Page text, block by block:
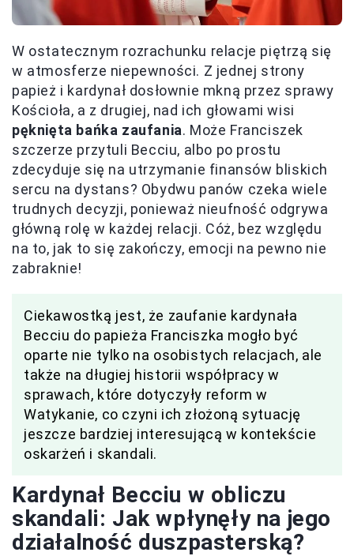
W ostatecznym rozrachunku relacje piętrzą się
w atmosferze niepewności. Z jednej strony
papież i kardynał dosłownie mkną przez sprawy
Kościoła, a z drugiej, nad ich głowami wisi
pęknięta bańka zaufania. Może Franciszek
szczerze przytuli Becciu, albo po prostu
zdecyduje się na utrzymanie finansów bliskich
sercu na dystans? Obydwu panów czeka wiele
trudnych decyzji, ponieważ nieufność odgrywa
główną rolę w każdej relacji. Cóż, bez względu
na to, jak to się zakończy, emocji na pewno nie
zabraknie!
Ciekawostką jest, że zaufanie kardynała
Becciu do papieża Franciszka mogło być
oparte nie tylko na osobistych relacjach, ale
także na długiej historii współpracy w
sprawach, które dotyczyły reform w
Watykanie, co czyni ich złożoną sytuację
jeszcze bardziej interesującą w kontekście
oskarżeń i skandali.
Kardynał Becciu w obliczu
skandali: Jak wpłynęły na jego
działalność duszpasterską?